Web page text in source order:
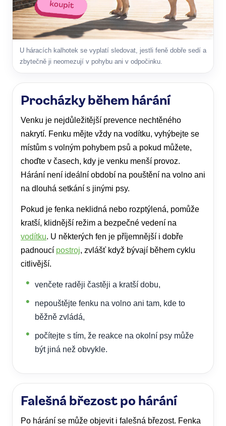
U háracích kalhotek se vyplatí sledovat, jestli feně dobře sedí a
zbytečně ji neomezují v pohybu ani v odpočinku.
Procházky během hárání
Venku je nejdůležitější prevence nechtěného
nakrytí. Fenku mějte vždy na vodítku, vyhýbejte se
místům s volným pohybem psů a pokud můžete,
choďte v časech, kdy je venku menší provoz.
Hárání není ideální období na pouštění na volno ani
na dlouhá setkání s jinými psy.
Pokud je fenka neklidná nebo rozptýlená, pomůže
kratší, klidnější režim a bezpečné vedení na
vodítku. U některých fen je příjemnější i dobře
padnoucí postroj, zvlášť když bývají během cyklu
citlivější.
venčete raději častěji a kratší dobu,
nepouštějte fenku na volno ani tam, kde to
běžně zvládá,
počítejte s tím, že reakce na okolní psy může
být jiná než obvykle.
Falešná březost po hárání
Po hárání se může objevit i falešná březost. Fenka